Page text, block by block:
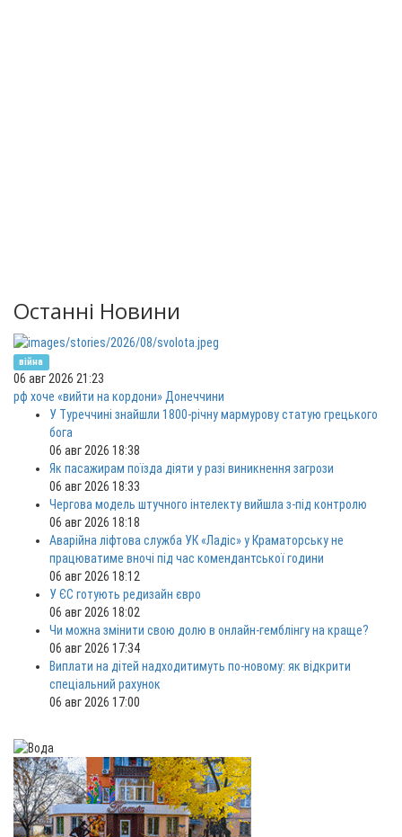
Останні Новини
війна
06 авг 2026 21:23
рф хоче «вийти на кордони» Донеччини
У Туреччині знайшли 1800-річну мармурову статую грецького
бога
06 авг 2026 18:38
Як пасажирам поїзда діяти у разі виникнення загрози
06 авг 2026 18:33
Чергова модель штучного інтелекту вийшла з-під контролю
06 авг 2026 18:18
Аварійна ліфтова служба УК «Ладіс» у Краматорську не
працюватиме вночі під час комендантської години
06 авг 2026 18:12
У ЄС готують редизайн євро
06 авг 2026 18:02
Чи можна змінити свою долю в онлайн-гемблінгу на краще?
06 авг 2026 17:34
Виплати на дітей надходитимуть по-новому: як відкрити
спеціальний рахунок
06 авг 2026 17:00